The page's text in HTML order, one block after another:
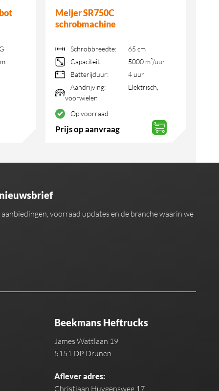
Meijer SR750C
schrobmachine
Schrobbreedte:
65 cm
Capaciteit:
5000 m²/uur
Batterijduur:
4 uur
Aandrijving:
Elektrisch,
voorwielen
Op voorraad
Prijs op aanvraag
voorraad updates en de branche waarin we
Beekmans Heftrucks
James Wattlaan 19
5151 DP Drunen
Aflever adres:
Christiaan Huygensweg 17